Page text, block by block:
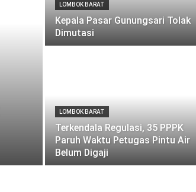
LOMBOK BARAT
Kepala Pasar Gunungsari Tolak
Dimutasi
LOMBOK BARAT
Terkendala Regulasi, 35 PPPK
Paruh Waktu Petugas Pintu Air
Belum Digaji